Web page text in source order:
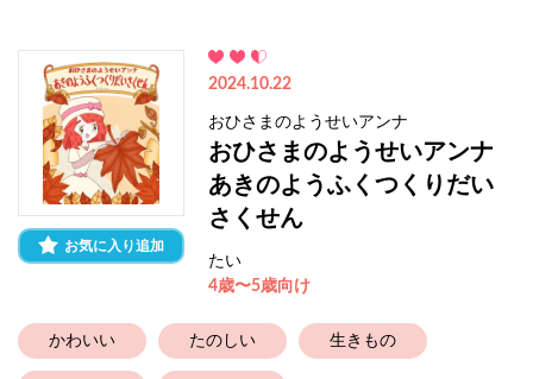
お気に入り追加
2024.10.22
おひさまのようせいアンナ
おひさまのようせいアンナ
あきのようふくつくりだい
さくせん
たい
4歳〜5歳向け
かわいい たのしい 生きもの